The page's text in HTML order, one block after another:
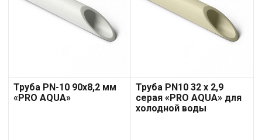
Труба PN-10 90х8,2 мм
«PRO AQUA»
Труба PN10 32 x 2,9
серая «PRO AQUA» для
холодной воды